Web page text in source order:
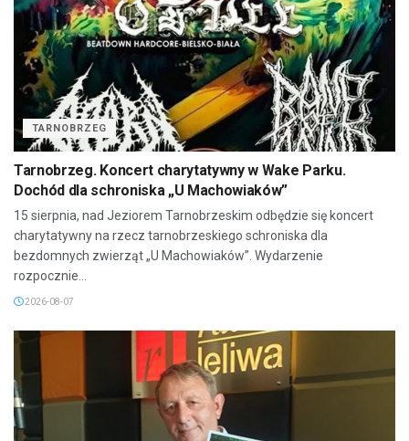
TARNOBRZEG
Tarnobrzeg. Koncert charytatywny w Wake Parku.
Dochód dla schroniska „U Machowiaków”
15 sierpnia, nad Jeziorem Tarnobrzeskim odbędzie się koncert
charytatywny na rzecz tarnobrzeskiego schroniska dla
bezdomnych zwierząt „U Machowiaków”. Wydarzenie
rozpocznie...
2026-08-07